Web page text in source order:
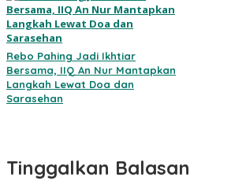
Rebo Pahing Jadi Ikhtiar
Bersama, IIQ An Nur Mantapkan
Langkah Lewat Doa dan
Sarasehan
Tinggalkan Balasan